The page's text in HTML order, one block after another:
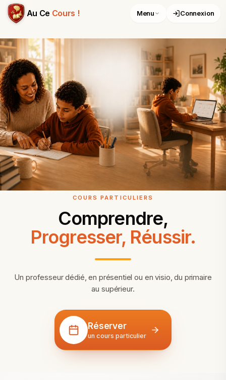
Cours particuliers à Rivière-Salée – Maths, Physique-Chimie
Au Ce Cours ! Menu Connexion
COURS PARTICULIERS
Comprendre,
Progresser, Réussir.
Un professeur dédié, en présentiel ou en visio, du primaire
au supérieur.
Réserver
un cours particulier